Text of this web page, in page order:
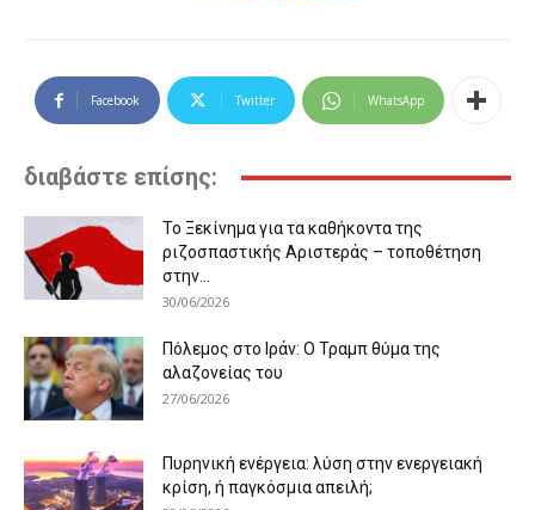
Facebook Twitter WhatsApp
διαβάστε επίσης:
Το Ξεκίνημα για τα καθήκοντα της
ριζοσπαστικής Αριστεράς – τοποθέτηση
στην...
30/06/2026
Πόλεμος στο Ιράν: Ο Τραμπ θύμα της
αλαζονείας του
27/06/2026
Πυρηνική ενέργεια: λύση στην ενεργειακή
κρίση, ή παγκόσμια απειλή;